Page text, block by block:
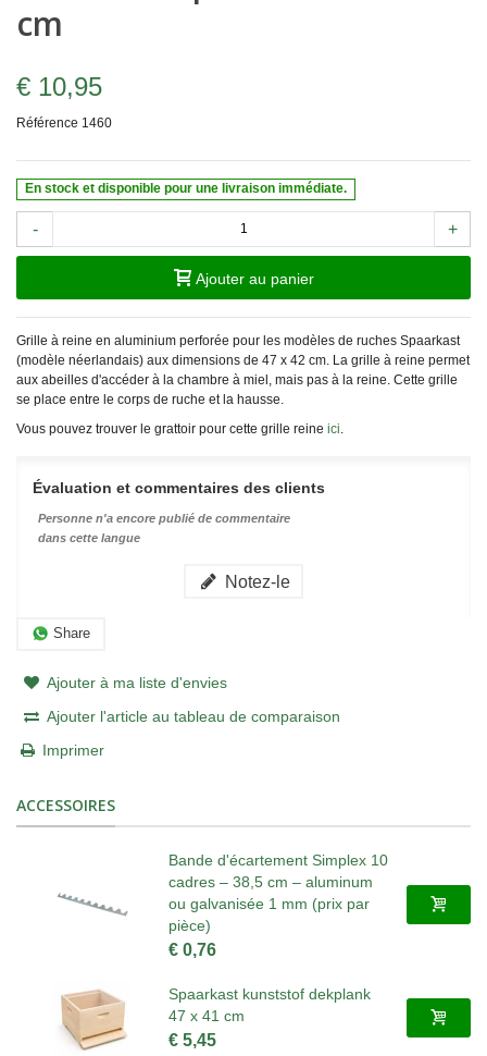
cm
€ 10,95
Référence 1460
En stock et disponible pour une livraison immédiate.
- +
Ajouter au panier
Grille à reine en aluminium perforée pour les modèles de ruches Spaarkast
(modèle néerlandais) aux dimensions de 47 x 42 cm. La grille à reine permet
aux abeilles d'accéder à la chambre à miel, mais pas à la reine. Cette grille
se place entre le corps de ruche et la hausse.
Vous pouvez trouver le grattoir pour cette grille reine ici
Évaluation et commentaires des clients
Personne n'a encore publié de commentaire
dans cette langue
Notez-le
Share
Ajouter à ma liste d'envies
Ajouter l'article au tableau de comparaison
Imprimer
ACCESSOIRES
Bande d'écartement Simplex 10
cadres – 38,5 cm – aluminum
ou galvanisée 1 mm (prix par
pièce)
€ 0,76
Spaarkast kunststof dekplank
47 x 41 cm
€ 5,45